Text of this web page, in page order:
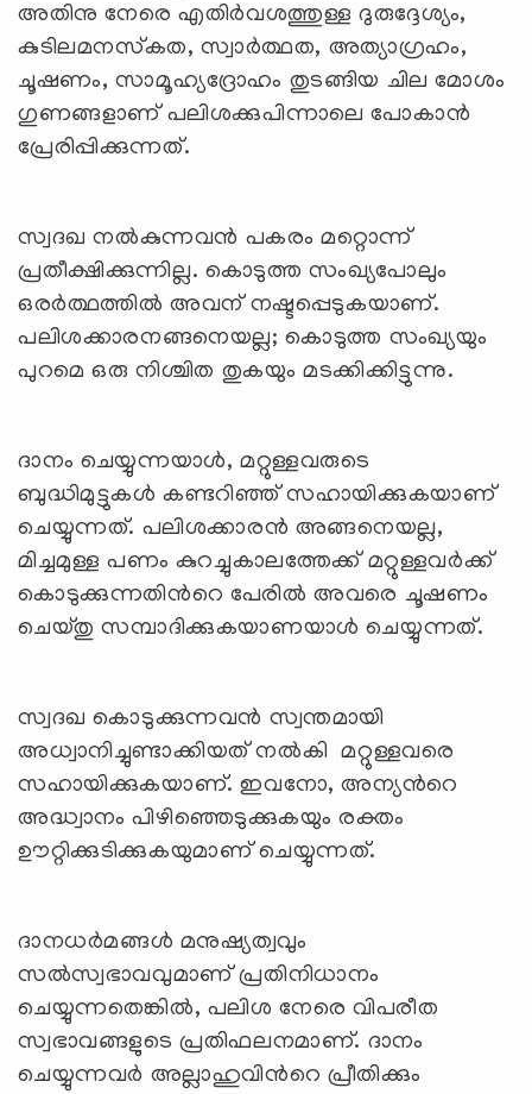
അതിനു നേരെ എതിര്‍വശത്തുള്ള ദുരുദ്ദേശ്യം,
കുടിലമനസ്‌കത, സ്വാര്‍ത്ഥത, അത്യാഗ്രഹം,
ചൂഷണം, സാമൂഹ്യദ്രോഹം തുടങ്ങിയ ചില മോശം
ഗുണങ്ങളാണ് പലിശക്കുപിന്നാലെ പോകാന്‍
പ്രേരിപ്പിക്കുന്നത്.
സ്വദഖ നല്‍കുന്നവന്‍ പകരം മറ്റൊന്ന്
പ്രതീക്ഷിക്കുന്നില്ല. കൊടുത്ത സംഖ്യപോലും
ഒരര്‍ത്ഥത്തില്‍ അവന് നഷ്ടപ്പെടുകയാണ്.
പലിശക്കാരനങ്ങനെയല്ല; കൊടുത്ത സംഖ്യയും
പുറമെ ഒരു നിശ്ചിത തുകയും മടക്കിക്കിട്ടുന്നു.
ദാനം ചെയ്യുന്നയാള്‍, മറ്റുള്ളവരുടെ
ബുദ്ധിമുട്ടുകള്‍ കണ്ടറിഞ്ഞ് സഹായിക്കുകയാണ്
ചെയ്യുന്നത്. പലിശക്കാരന്‍ അങ്ങനെയല്ല,
മിച്ചമുള്ള പണം കുറച്ചുകാലത്തേക്ക് മറ്റുള്ളവര്‍ക്ക്
കൊടുക്കുന്നതിന്‍റെ പേരില്‍ അവരെ ചൂഷണം
ചെയ്തു സമ്പാദിക്കുകയാണയാള്‍ ചെയ്യുന്നത്.
സ്വദഖ കൊടുക്കുന്നവന്‍ സ്വന്തമായി
അധ്വാനിച്ചുണ്ടാക്കിയത് നല്‍കി മറ്റുള്ളവരെ
സഹായിക്കുകയാണ്. ഇവനോ, അന്യന്‍റെ
അദ്ധ്വാനം പിഴിഞ്ഞെടുക്കുകയും രക്തം
ഊറ്റിക്കുടിക്കുകയുമാണ് ചെയ്യുന്നത്.
ദാനധര്‍മങ്ങള്‍ മനുഷ്യത്വവും
സല്‍സ്വഭാവവുമാണ് പ്രതിനിധാനം
ചെയ്യുന്നതെങ്കില്‍, പലിശ നേരെ വിപരീത
സ്വഭാവങ്ങളുടെ പ്രതിഫലനമാണ്. ദാനം
ചെയ്യുന്നവര്‍ അല്ലാഹുവിന്‍റെ പ്രീതിക്കും